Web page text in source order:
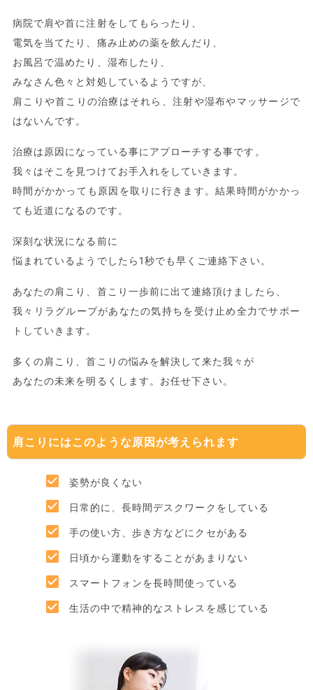
病院で肩や首に注射をしてもらったり、
電気を当てたり、痛み止めの薬を飲んだり、
お風呂で温めたり、湿布したり、
みなさん色々と対処しているようですが、
肩こりや首こりの治療はそれら、注射や湿布やマッサージで
はないんです。
治療は原因になっている事にアプローチする事です。
我々はそこを見つけてお手入れをしていきます。
時間がかかっても原因を取りに行きます。結果時間がかかっ
ても近道になるのです。
深刻な状況になる前に
悩まれているようでしたら1秒でも早くご連絡下さい。
あなたの肩こり、首こり一歩前に出て連絡頂けましたら、
我々リラグループがあなたの気持ちを受け止め全力でサポー
トしていきます。
多くの肩こり、首こりの悩みを解決して来た我々が
あなたの未来を明るくします。お任せ下さい。
肩こりにはこのような原因が考えられます
姿勢が良くない
日常的に、長時間デスクワークをしている
手の使い方、歩き方などにクセがある
日頃から運動をすることがあまりない
スマートフォンを長時間使っている
生活の中で精神的なストレスを感じている